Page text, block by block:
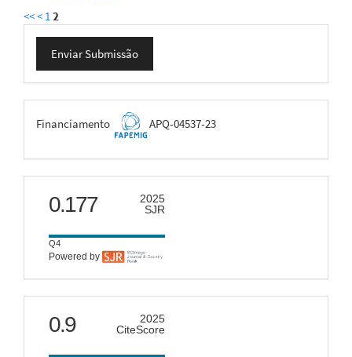
<<< 12
Enviar
Submissão
Enviar Submissão
FAPEMIG
Financiamento APQ-04537-23
scimago
0.177
2025
SJR
Q4
Powered by
citescore
0.9
2025
CiteScore